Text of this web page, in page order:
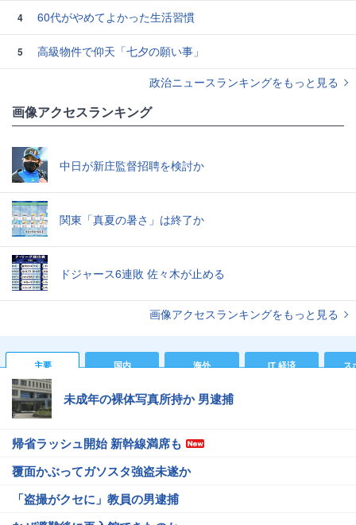
4 60代がやめてよかった生活習慣
5
高級物件で仰天「七夕の願い事」
政治ニュースランキングをもっと見る
画像アクセスランキング
中日が新庄監督招聘を検討か
関東「真夏の暑さ」は終了か
ドジャース6連敗 佐々木が止める
画像アクセスランキングをもっと見る
主要 国内 海外 IT 経済 ス
未成年の裸体写真所持か 男逮捕
帰省ラッシュ開始 新幹線満席も
覆面かぶってガソスタ強盗未遂か
「盗撮がクセに」教員の男逮捕